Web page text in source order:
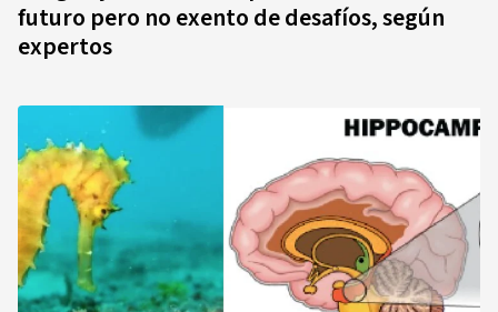
futuro pero no exento de desafíos, según
expertos